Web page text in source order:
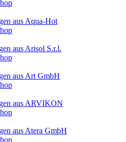
aus Aqua-Hot
aus Arisol S.r.l.
aus Art GmbH
aus ARVIKON
aus Atera GmbH